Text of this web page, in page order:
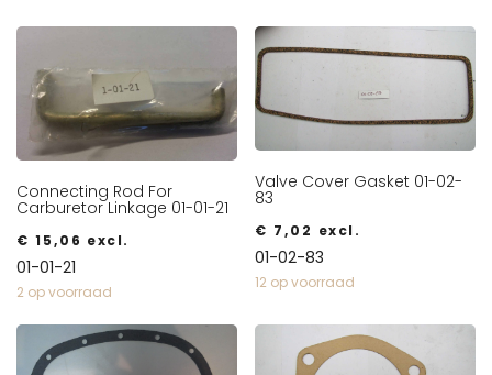
Connecting Rod For
Carburetor Linkage 01-01-21
€ 15,06 excl.
01-01-21
2 op voorraad
Valve Cover Gasket 01-02-
83
€ 7,02 excl.
01-02-83
12 op voorraad